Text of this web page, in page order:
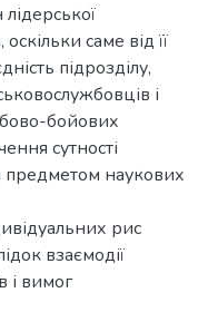
саме від її
підрозділу,
і
бойових
сутності
предметом наукових
рис
взаємодії
і вимог